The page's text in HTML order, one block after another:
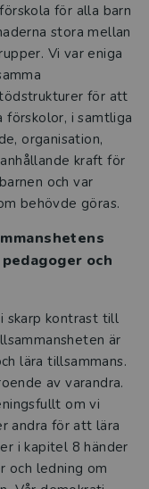
behov i
– så mycket
gåva i
kvar och gör
för alla barn
stora mellan
Vi var eniga
för att
förskolor, i samtliga
organisation,
kraft för
och var
behövde göras.
och
skarp kontrast till
är
lära tillsammans.
av varandra.
om vi
andra för att lära
i kapitel 8 händer
och ledning om